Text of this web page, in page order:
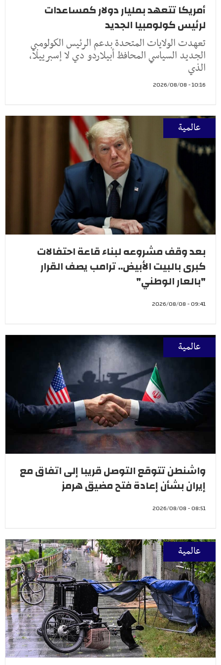
أمريكا تتعهد بمليار دولار كمساعدات
لرئيس كولومبيا الجديد
تعهدت الولايات المتحدة بدعم الرئيس الكولومبي
الجديد السياسي المحافظ أبيلاردو دي لا إسبرييلا،
الذي
10:16 - 2026/08/08
عالمية
بعد وقف مشروعه لبناء قاعة احتفالات
كبرى بالبيت الأبيض.. ترامب يصف القرار
"بالعار الوطني"
09:41 - 2026/08/08
عالمية
واشنطن تتوقع التوصل قريبا إلى اتفاق مع
إيران بشأن إعادة فتح مضيق هرمز
08:51 - 2026/08/08
عالمية